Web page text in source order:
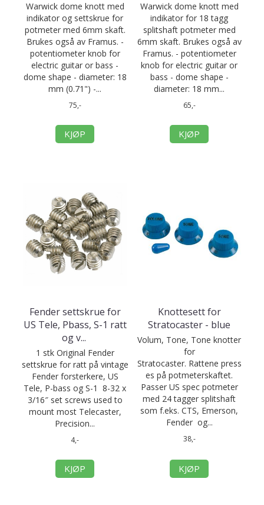
Warwick dome knott med
indikator og settskrue for
potmeter med 6mm skaft.
Brukes også av Framus. -
potentiometer knob for
electric guitar or bass -
dome shape - diameter: 18
mm (0.71") -...
75,-
KJØP
Warwick dome knott med
indikator for 18 tagg
splitshaft potmeter med
6mm skaft. Brukes også av
Framus. - potentiometer
knob for electric guitar or
bass - dome shape -
diameter: 18 mm...
65,-
KJØP
Fender settskrue for
US Tele, Pbass, S-1 ratt
og v...
1 stk Original Fender
settskrue for ratt på vintage
Fender forsterkere, US
Tele, P-bass og S-1 8-32 x
3/16″ set screws used to
mount most Telecaster,
Precision...
4,-
KJØP
Knottesett for
Stratocaster - blue
Volum, Tone, Tone knotter
for
Stratocaster. Rattene press
es på potmeterskaftet.
Passer US spec potmeter
med 24 tagger splitshaft
som f.eks. CTS, Emerson,
Fender og...
38,-
KJØP